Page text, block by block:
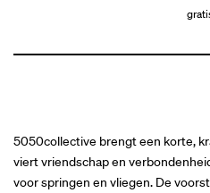
5050collective brengt een korte,
viert vriendschap en
voor springen en vliegen. De